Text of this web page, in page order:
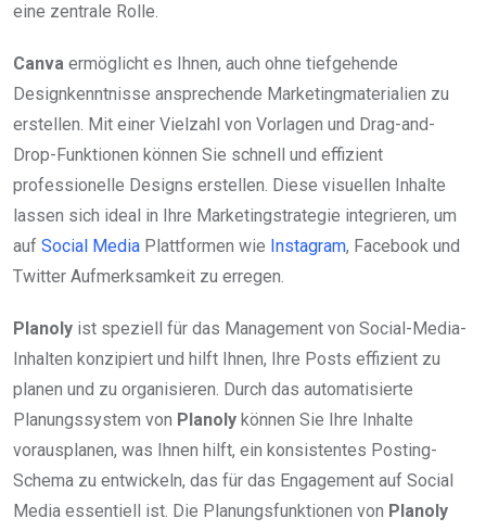
eine zentrale Rolle.
Canva ermöglicht es Ihnen, auch ohne tiefgehende
Designkenntnisse ansprechende Marketingmaterialien zu
erstellen. Mit einer Vielzahl von Vorlagen und Drag-and-
Drop-Funktionen können Sie schnell und effizient
professionelle Designs erstellen. Diese visuellen Inhalte
lassen sich ideal in Ihre Marketingstrategie integrieren, um
auf Social Media Plattformen wie Instagram, Facebook und
Twitter Aufmerksamkeit zu erregen.
Planoly ist speziell für das Management von Social-Media-
Inhalten konzipiert und hilft Ihnen, Ihre Posts effizient zu
planen und zu organisieren. Durch das automatisierte
Planungssystem von Planoly können Sie Ihre Inhalte
vorausplanen, was Ihnen hilft, ein konsistentes Posting-
Schema zu entwickeln, das für das Engagement auf Social
Media essentiell ist. Die Planungsfunktionen von Planoly